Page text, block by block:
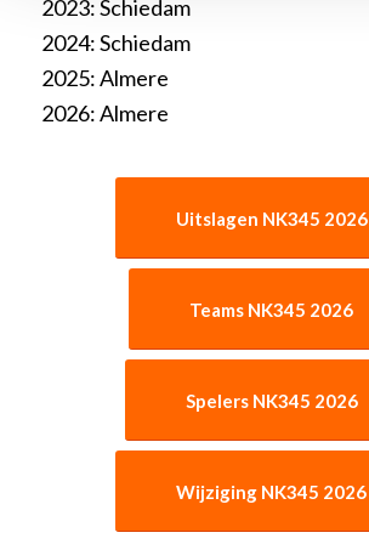
2023: Schiedam
2024: Schiedam
2025: Almere
2026: Almere
Uitslagen NK345 2026
Teams NK345 2026
Spelers NK345 2026
Wijziging NK345 2026